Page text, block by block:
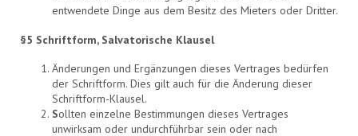
entwendete Dinge aus dem Besitz des Mieters oder Dritter.
§5 Schriftform, Salvatorische Klausel
Änderungen und Ergänzungen dieses Vertrages bedürfen
der Schriftform. Dies gilt auch für die Änderung dieser
Schriftform-Klausel.
Sollten einzelne Bestimmungen dieses Vertrages
unwirksam oder undurchführbar sein oder nach